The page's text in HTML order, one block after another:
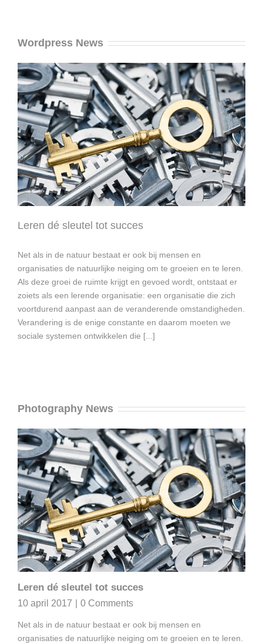
Wordpress News
Leren dé sleutel tot succes
Net als in de natuur bestaat er ook bij mensen en
organisaties de natuurlijke neiging om te groeien en te leren.
Als deze groei de ruimte krijgt en gevoed wordt, ontstaat er
zoiets als een lerende organisatie: een organisatie die zich
voortdurend aanpast aan de veranderende omstandigheden.
Verandering is de enige constante en daarom moeten we
sociale systemen ontwikkelen die [...]
Photography News
Leren dé sleutel tot succes
10 april 2017 0 Comments
Net als in de natuur bestaat er ook bij mensen en
organisaties de natuurlijke neiging om te groeien en te leren.